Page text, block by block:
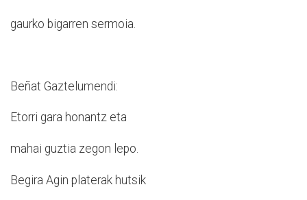
gaurko bigarren sermoia.
Beñat Gaztelumendi:
Etorri gara honantz eta
mahai guztia zegon lepo.
Begira Agin platerak hutsik